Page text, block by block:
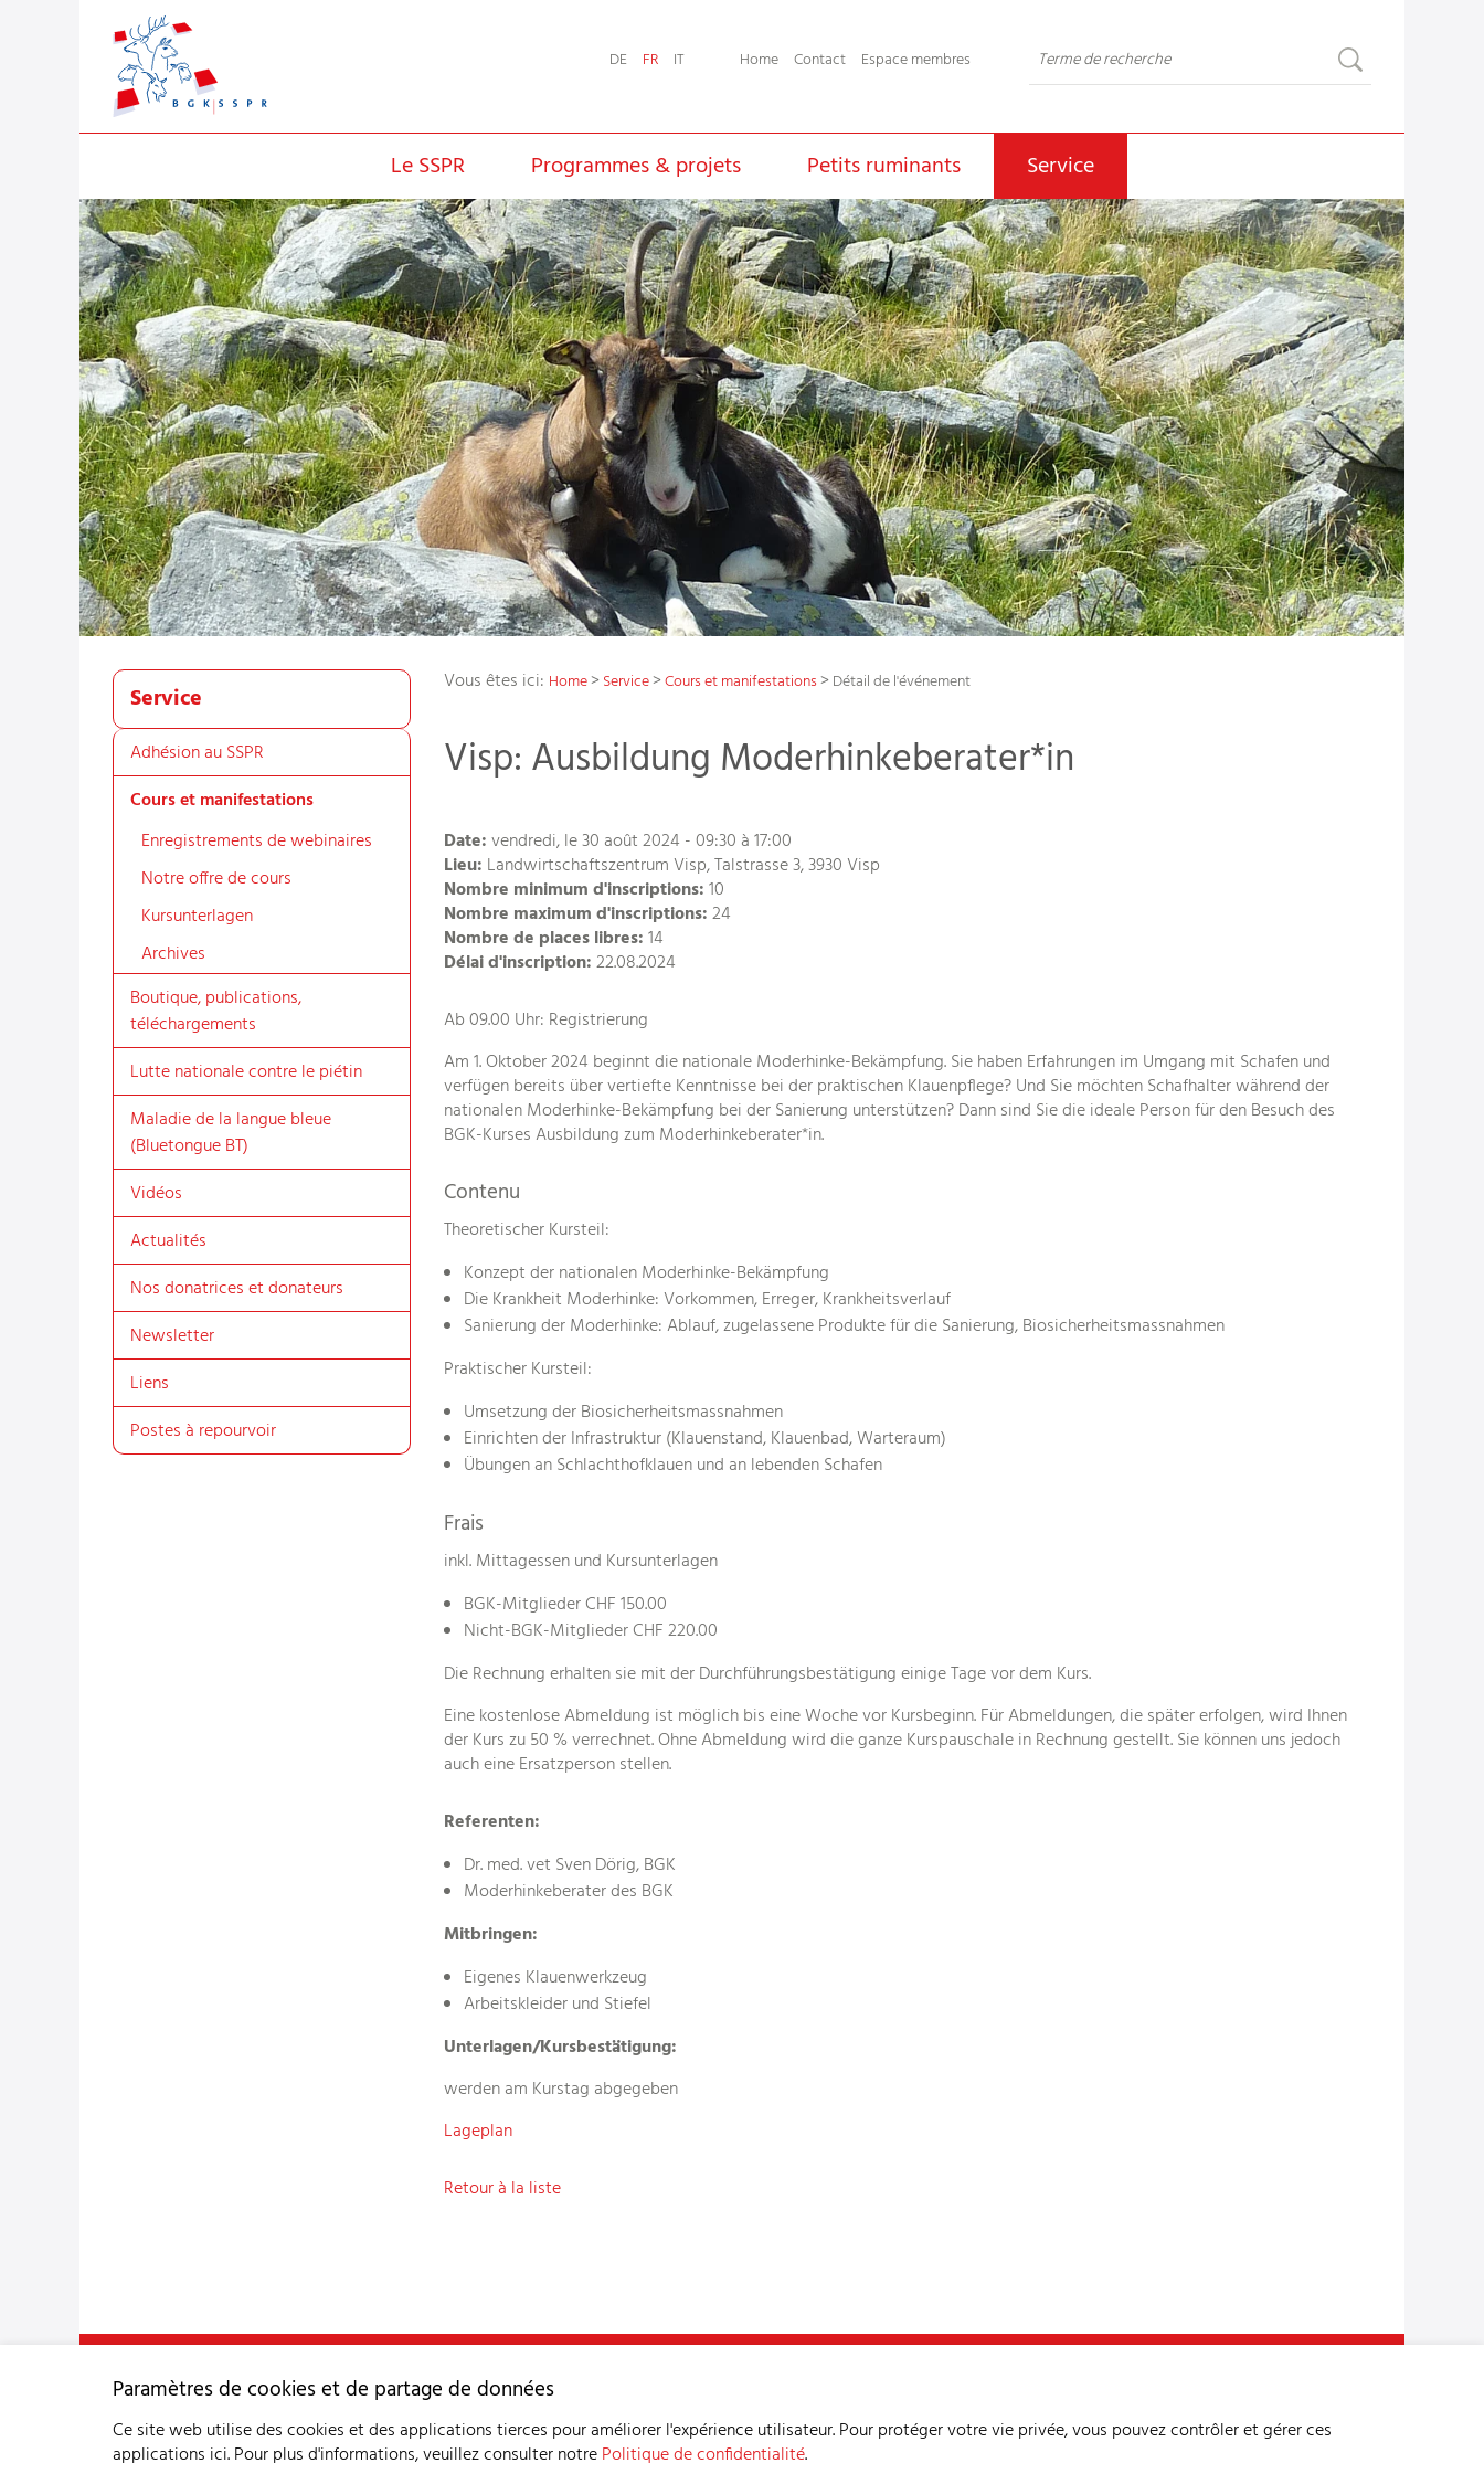
DE FR IT Home Contact Espace membres
Le SSPR Programmes & projets Petits ruminants Service
Service
Adhésion au SSPR
Cours et manifestations
Enregistrements de webinaires
Notre offre de cours
Kursunterlagen
Archives
Boutique, publications,
téléchargements
Lutte nationale contre le piétin
Maladie de la langue bleue
(Bluetongue BT)
Vidéos
Actualités
Nos donatrices et donateurs
Newsletter
Liens
Postes à repourvoir
Vous êtes ici: Home>Service>Cours et manifestations>Détail de l'événement
Visp: Ausbildung Moderhinkeberater*in
Date:vendredi, le 30 août 2024 - 09:30 à 17:00
Lieu: Landwirtschaftszentrum Visp, Talstrasse 3, 3930 Visp
Nombre minimum d'inscriptions:10
Nombre maximum d'inscriptions:24
Nombre de places libres:14
Délai d'inscription:22.08.2024
Ab 09.00 Uhr: Registrierung
Am 1. Oktober 2024 beginnt die nationale Moderhinke-Bekämpfung. Sie haben Erfahrungen im Umgang mit Schafen und
verfügen bereits über vertiefte Kenntnisse bei der praktischen Klauenpflege? Und Sie möchten Schafhalter während der
nationalen Moderhinke-Bekämpfung bei der Sanierung unterstützen? Dann sind Sie die ideale Person für den Besuch des
BGK-Kurses Ausbildung zum Moderhinkeberater*in.
Contenu
Theoretischer Kursteil:
Konzept der nationalen Moderhinke-Bekämpfung
Die Krankheit Moderhinke: Vorkommen, Erreger, Krankheitsverlauf
Sanierung der Moderhinke: Ablauf, zugelassene Produkte für die Sanierung, Biosicherheitsmassnahmen
Praktischer Kursteil:
Umsetzung der Biosicherheitsmassnahmen
Einrichten der Infrastruktur (Klauenstand, Klauenbad, Warteraum)
Übungen an Schlachthofklauen und an lebenden Schafen
Frais
inkl. Mittagessen und Kursunterlagen
BGK-Mitglieder CHF 150.00
Nicht-BGK-Mitglieder CHF 220.00
Die Rechnung erhalten sie mit der Durchführungsbestätigung einige Tage vor dem Kurs.
Eine kostenlose Abmeldung ist möglich bis eine Woche vor Kursbeginn. Für Abmeldungen, die später erfolgen, wird Ihnen
der Kurs zu 50 % verrechnet. Ohne Abmeldung wird die ganze Kurspauschale in Rechnung gestellt. Sie können uns jedoch
auch eine Ersatzperson stellen.
Referenten:
Dr. med. vet Sven Dörig, BGK
Moderhinkeberater des BGK
Mitbringen:
Eigenes Klauenwerkzeug
Arbeitskleider und Stiefel
Unterlagen/Kursbestätigung:
werden am Kurstag abgegeben
Lageplan
Retour à la liste
Industriestrasse 9 - 3362 Niederönz
Tél +41 62 956 68 58-info bgk-sspr.ch
created by Internetgalerie AG
Paramètres de cookies et de partage de données
Ce site web utilise des cookies et des applications tierces pour améliorer l'expérience utilisateur. Pour protéger votre vie privée, vous pouvez contrôler et gérer ces
applications ici.Pour plus d'informations, veuillez consulter notrePolitique de confidentialité.